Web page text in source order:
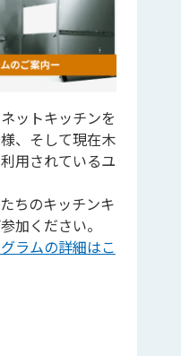
ットキッチンを
、そして現在木
用されているユ
ちのキッチンキ
加ください。
ラムの詳細はこ